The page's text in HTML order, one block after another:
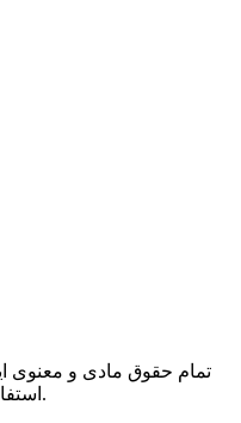
تمام حقوق مادی و معنوی
استفاده از مطالب با ذکر منبع بلامانع است.